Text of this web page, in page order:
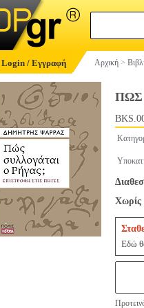
Login / Εγγραφή Αρχική >
ΠΩΣ
Χωρίς
Εδώ